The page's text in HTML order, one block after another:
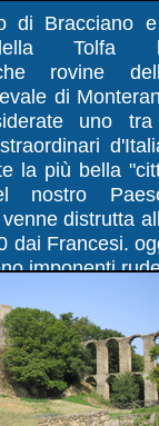
di Bracciano
Tolfa
rovine
di
uno
la più bella
nostro
distrutta
dai Francesi.
imponenti